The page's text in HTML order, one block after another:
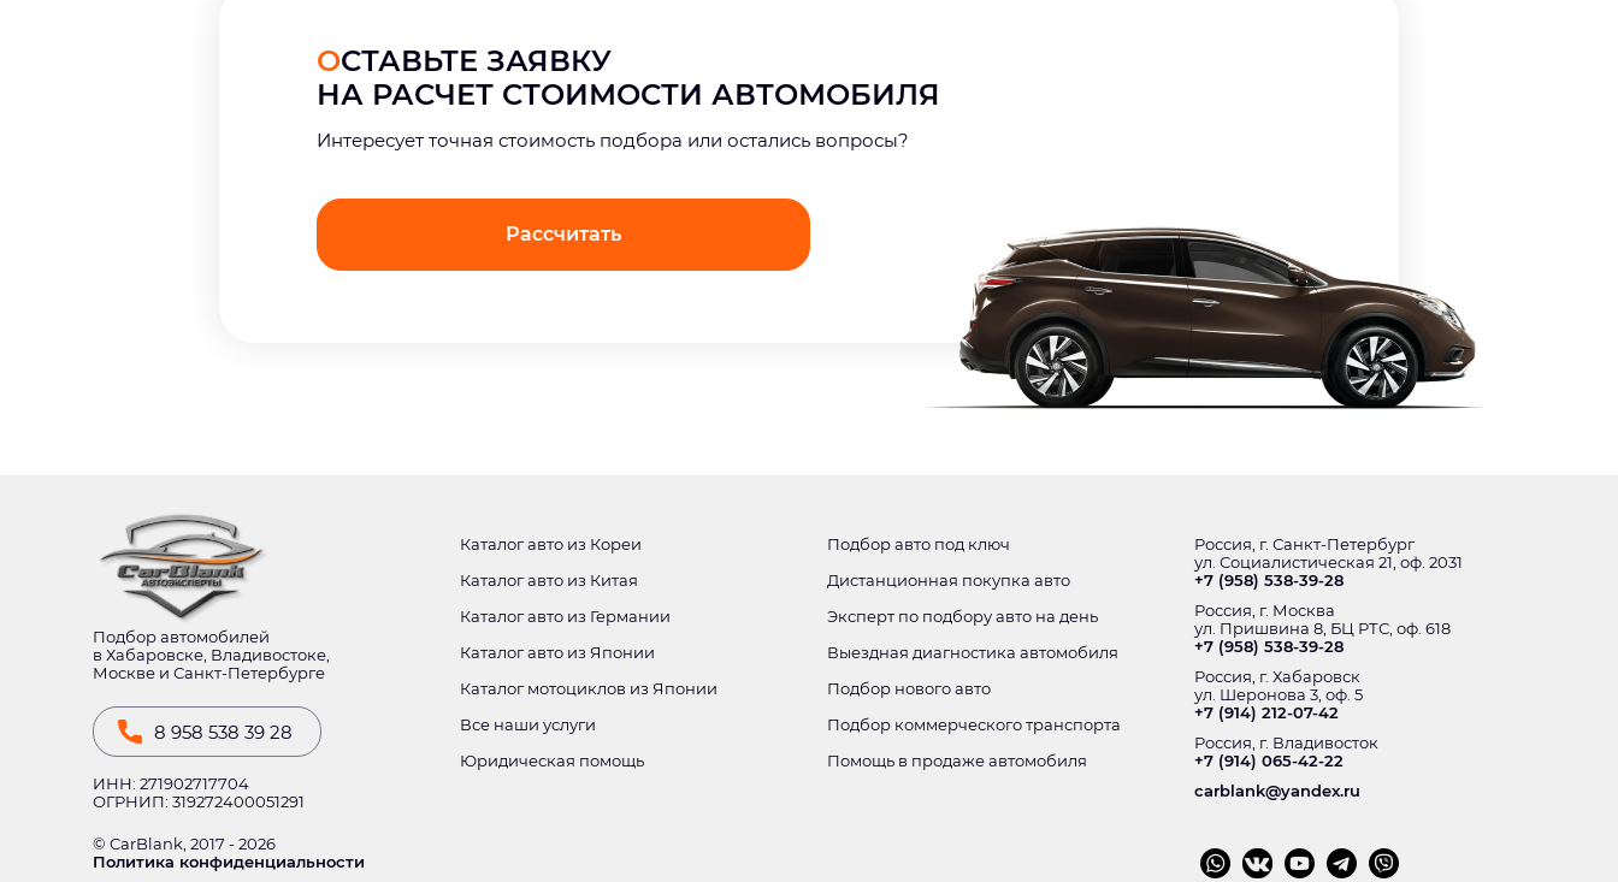
ОСТАВЬТЕ ЗАЯВКУ
НА РАСЧЕТ СТОИМОСТИ АВТОМОБИЛЯ
Интерeсует точная стоимость подбора или остались вопросы?
Рассчитать
Подбор автомобилей
в Хабаровске, Владивостоке,
Москве и Санкт-Петербурге
8 958 538 39 28
ИНН: 271902717704
ОГРНИП: 319272400051291
© CarBlank, 2017 - 2026
Политика конфиденциальности
Каталог авто из Кореи
Каталог авто из Китая
Каталог авто из Германии
Каталог авто из Японии
Каталог мотоциклов из Японии
Все наши услуги
Юридическая помощь
Подбор авто под ключ
Дистанционная покупка авто
Эксперт по подбору авто на день
Выездная диагностика автомобиля
Подбор нового авто
Подбор коммерческого транспорта
Помощь в продаже автомобиля
Россия, г. Санкт-Петербург
ул. Социалистическая 21, оф. 2031
+7 (958) 538-39-28
Россия, г. Москва
ул. Пришвина 8, БЦ РТС, оф. 618
+7 (958) 538-39-28
Россия, г. Хабаровск
ул. Шеронова 3, оф. 5
+7 (914) 212-07-42
Россия, г. Владивосток
+7 (914) 065-42-22
carblank@yandex.ru